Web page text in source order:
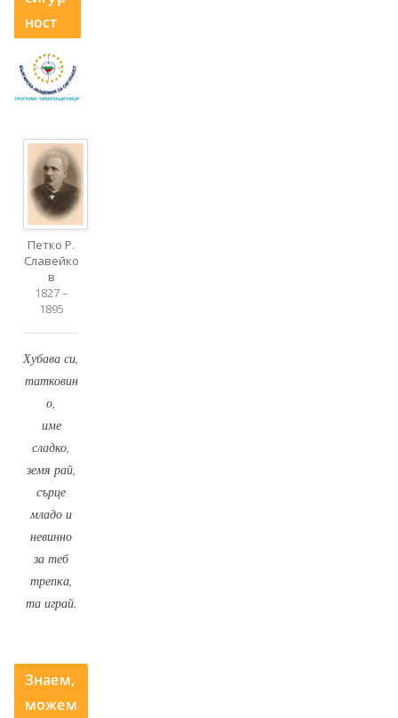
ност
Петко Р.
Славейко
в
1827 –
1895
Хубава си,
татковин
о,
име
сладко,
земя рай,
сърце
младо и
невинно
за теб
трепка,
та играй.
Знаем,
можем